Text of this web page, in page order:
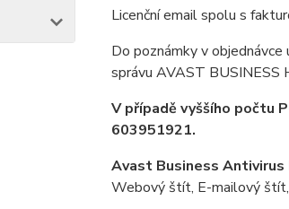
Licenční email spolu s
Do poznámky v
správu AVAST BUSINESS
V případě vyššího počtu
603951921.
Avast Business Antivirus
Webový štít, E-mailový